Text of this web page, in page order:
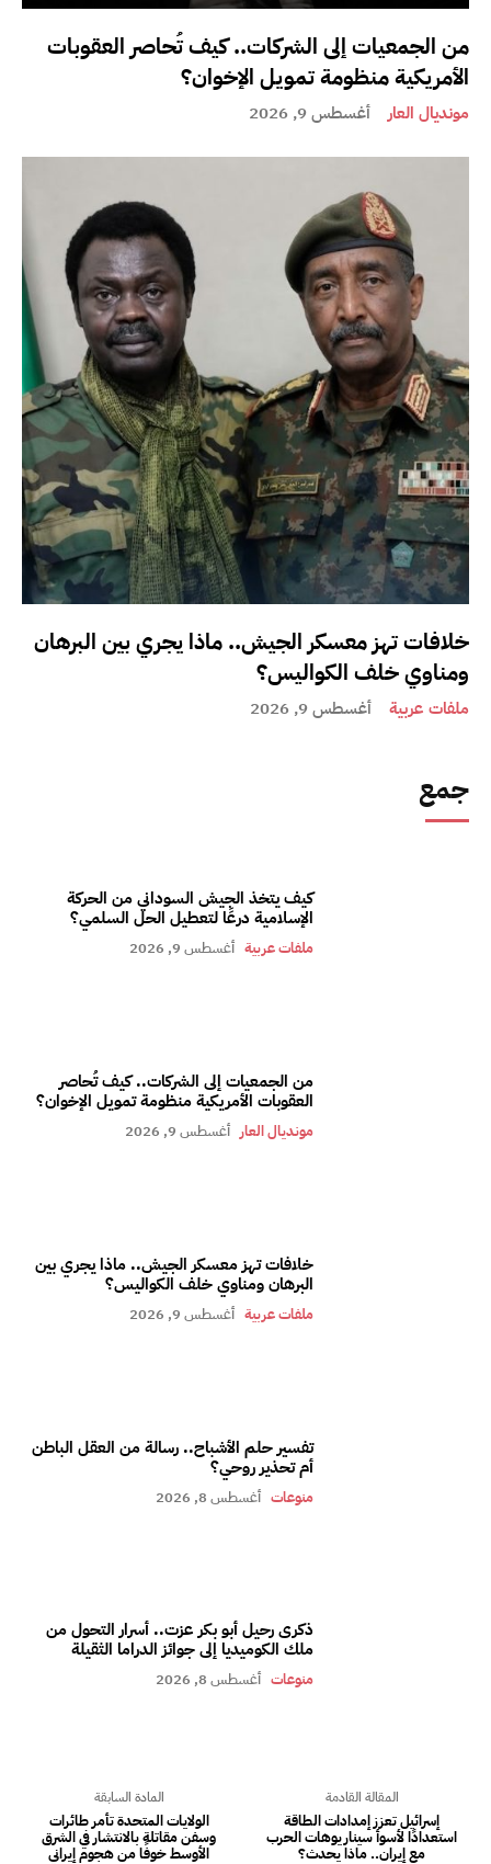
من الجمعيات إلى الشركات.. كيف تُحاصر العقوبات
الأمريكية منظومة تمويل الإخوان؟
مونديال العار أغسطس 9, 2026
خلافات تهز معسكر الجيش.. ماذا يجري بين البرهان
ومناوي خلف الكواليس؟
ملفات عربية أغسطس 9, 2026
جمع
كيف يتخذ الجيش السوداني من الحركة
الإسلامية درعًا لتعطيل الحل السلمي؟
ملفات عربية أغسطس 9, 2026
من الجمعيات إلى الشركات.. كيف تُحاصر
العقوبات الأمريكية منظومة تمويل الإخوان؟
مونديال العار أغسطس 9, 2026
خلافات تهز معسكر الجيش.. ماذا يجري بين
البرهان ومناوي خلف الكواليس؟
ملفات عربية أغسطس 9, 2026
تفسير حلم الأشباح.. رسالة من العقل الباطن
أم تحذير روحي؟
منوعات أغسطس 8, 2026
ذكرى رحيل أبو بكر عزت.. أسرار التحول من
ملك الكوميديا إلى جوائز الدراما الثقيلة
منوعات أغسطس 8, 2026
المادة السابقة
الولايات المتحدة تأمر طائرات
وسفن مقاتلة بالانتشار في الشرق
الأوسط خوفًا من هجوم إيراني
المقالة القادمة
إسرائيل تعزز إمدادات الطاقة
استعدادًا لأسوأ سيناريوهات الحرب
مع إيران.. ماذا يحدث؟